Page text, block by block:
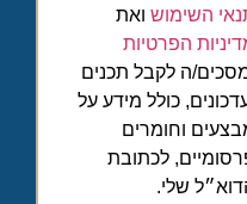
השימוש ואת
הפרטיות
ה לקבל תכנים
כולל מידע על
וחומרים
לכתובת
שלי.